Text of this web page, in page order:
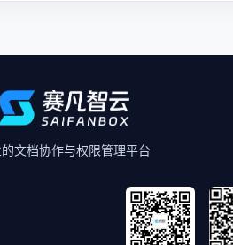
文档协作与权限管理平台